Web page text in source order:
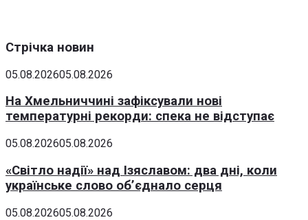
Стрічка новин
05.08.202605.08.2026
На Хмельниччині зафіксували нові
температурні рекорди: спека не відступає
05.08.202605.08.2026
«Світло надії» над Ізяславом: два дні, коли
українське слово об’єднало серця
05.08.202605.08.2026